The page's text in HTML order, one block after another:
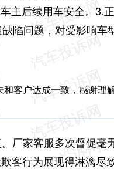
主后续用车安全。3.
陷问题，对受影响车
客户达成一致，感谢理
厂家客服多次督促毫
客行为展现得淋漓尽